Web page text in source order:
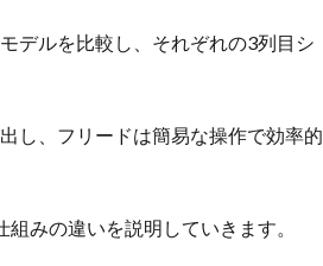
デルを比較し、それぞれの3列目シ
し、フリードは簡易な操作で効率的
みの違いを説明していきます。